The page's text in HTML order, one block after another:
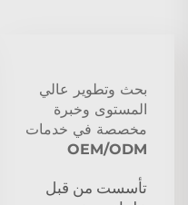
بحث وتطوير عالي
المستوى وخبرة
مخصصة في خدمات
OEM/ODM
تأسست من قبل